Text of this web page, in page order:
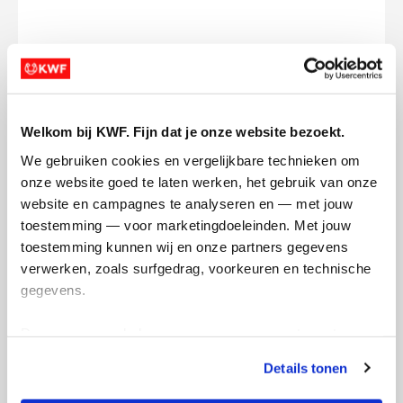
Welkom bij KWF. Fijn dat je onze website bezoekt.
We gebruiken cookies en vergelijkbare technieken om
onze website goed te laten werken, het gebruik van onze
website en campagnes te analyseren en — met jouw
toestemming — voor marketingdoeleinden. Met jouw
toestemming kunnen wij en onze partners gegevens
verwerken, zoals surfgedrag, voorkeuren en technische
gegevens.
tonen. Je kunt je toestemming op elk moment wijzigen of
intrekken via Cookie instellingen onderaan de pagina. De
Details tonen
en betaal €0.75 extra.
Doneer nu
Opgehaald
€0
Streefbedrag